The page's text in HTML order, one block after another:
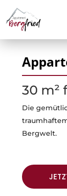
Über
uns
30 m²
Die
Bergwelt.